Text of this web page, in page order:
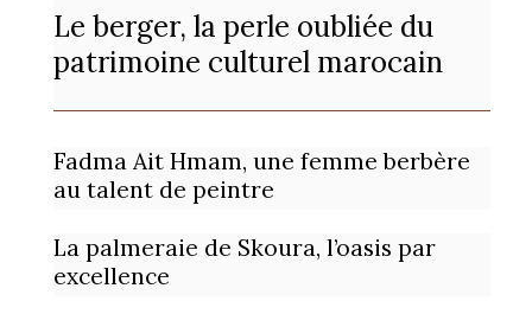
Le berger, la perle oubliée du
patrimoine culturel marocain
Fadma Ait Hmam, une femme berbère
au talent de peintre
La palmeraie de Skoura, l’oasis par
excellence